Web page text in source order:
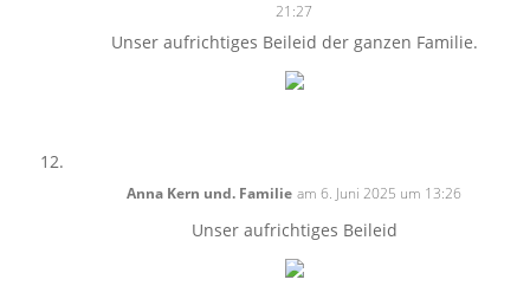
21:27
Unser aufrichtiges Beileid der ganzen Familie.
Anna Kern und. Familie am 6. Juni 2025 um 13:26
Unser aufrichtiges Beileid